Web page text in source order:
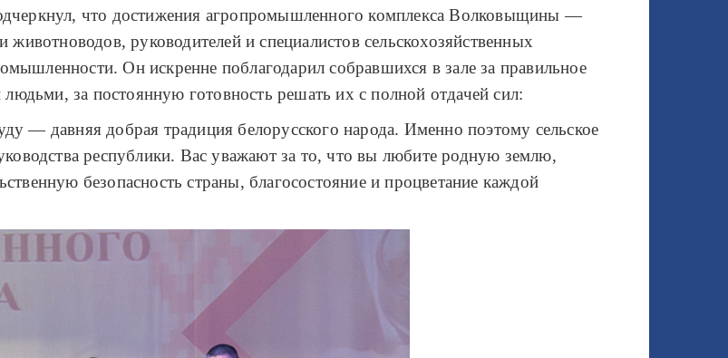
что достижения агропромышленного комплекса Волковыщины —
руководителей и специалистов сельскохозяйственных
Он искренне поблагодарил собравшихся в зале за правильное
за постоянную готовность решать их с полной отдачей сил:
— давняя добрая традиция белорусского народа. Именно поэтому сельское
республики. Вас уважают за то, что вы любите родную землю,
безопасность страны, благосостояние и процветание каждой